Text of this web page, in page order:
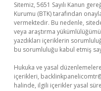
Sitemiz, 5651 Sayılı Kanun
Kurumu (BTK) tarafından
vermektedir. Bu nedenle,
veya araştırma
yazdıkları içeriklerin
bu sorumluluğu kabul etmiş
Hukuka ve yasal
içerikleri,
halinde, ilgili içerikler yasal